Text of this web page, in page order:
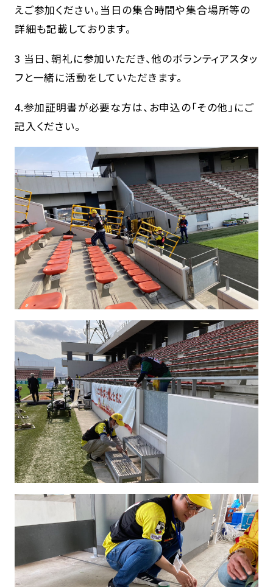
えご参加ください。当日の集合時間や集合場所等の
詳細も記載しております。
3 当日、朝礼に参加いただき、他のボランティアスタッ
フと一緒に活動をしていただきます。
4.参加証明書が必要な方は、お申込の「その他」にご
記入ください。